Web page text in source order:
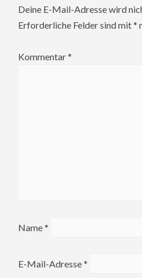
Deine E-Mail-Adresse wird
Erforderliche Felder sind mit*
Kommentar*
Name*
E-Mail-Adresse*